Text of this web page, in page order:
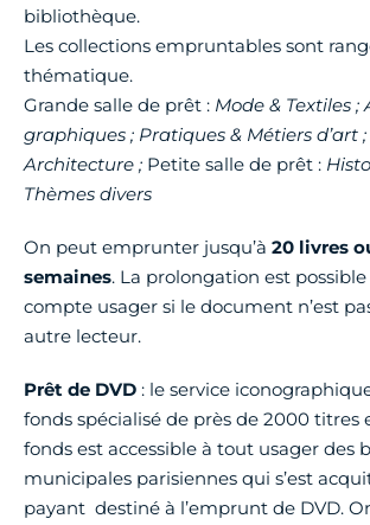
bibliothèque.
Les collections empruntables sont
thématique.
Grande salle de prêt : Mode & Textiles ;
graphiques ; Pratiques & Métiers d’art
Architecture ; Petite salle de prêt :
Thèmes divers
On peut emprunter jusqu’à 20 livres
semaines. La prolongation est possible
compte usager si le document n’est
autre lecteur.
Prêt de DVD : le service
fonds spécialisé de près de 2000 titres
fonds est accessible à tout usager des
municipales parisiennes qui s’est
payant destiné à l’emprunt de DVD.